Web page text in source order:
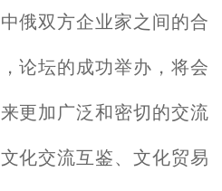
俄双方企业家之间的合
论坛的成功举办，将会
更加广泛和密切的交流
化交流互鉴、文化贸易